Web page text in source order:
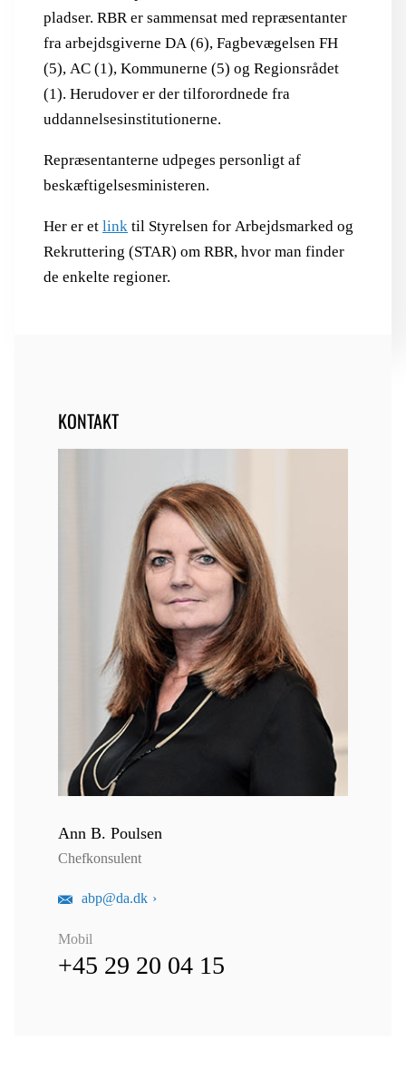
pladser. RBR er sammensat med repræsentanter
fra arbejdsgiverne DA (6), Fagbevægelsen FH
(5), AC (1), Kommunerne (5) og Regionsrådet
(1). Herudover er der tilforordnede fra
uddannelsesinstitutionerne.
Repræsentanterne udpeges personligt af
beskæftigelsesministeren.
Her er et link til Styrelsen for Arbejdsmarked og
Rekruttering (STAR) om RBR, hvor man finder
de enkelte regioner.
KONTAKT
Ann B. Poulsen
Chefkonsulent
abp@da.dk
Mobil
+45 29 20 04 15